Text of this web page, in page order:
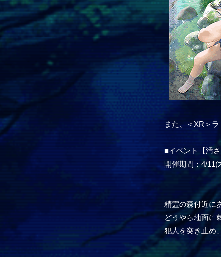
また、＜XR＞
■イベント【汚
開催期間：4/11(
精霊の森付近に
どうやら地面に
犯人を突き止め